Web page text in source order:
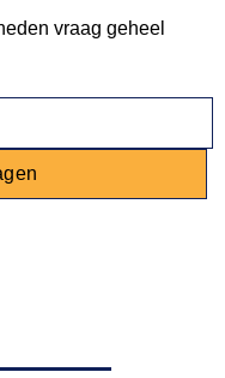
vraag geheel